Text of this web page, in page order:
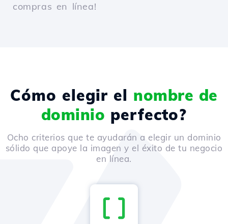
compras en línea!
Cómo elegir el nombre de
dominio perfecto?
Ocho criterios que te ayudarán a elegir un dominio
sólido que apoye la imagen y el éxito de tu negocio
en línea.